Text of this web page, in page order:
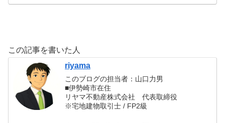
この記事を書いた人
riyama
このブログの担当者：山口力男
■伊勢崎市在住
リヤマ不動産株式会社 代表取締役
※宅地建物取引士 / FP2級